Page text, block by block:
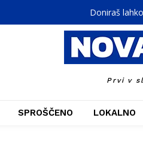
Doniraš
Prvi v
SPROŠČENO LOKALNO